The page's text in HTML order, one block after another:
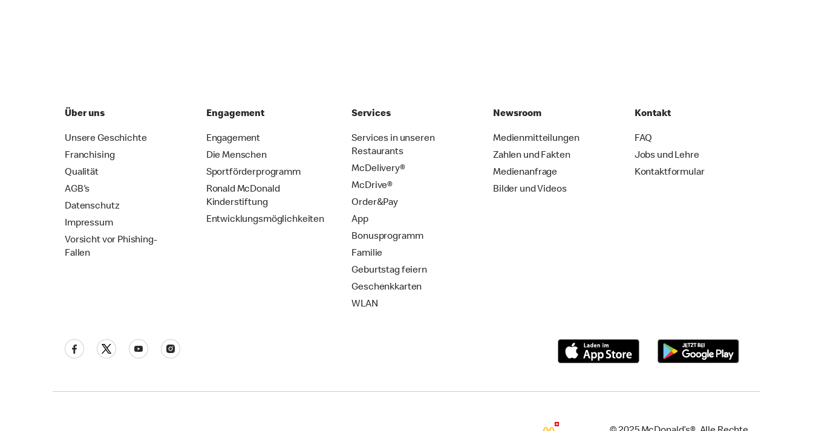
Über uns
Unsere Geschichte
Franchising
Qualität
AGB's
Datenschutz
Impressum
Vorsicht vor Phishing-
Fallen
Engagement
Engagement
Die Menschen
Sportförderprogramm
Ronald McDonald
Kinderstiftung
Entwicklungsmöglichkeiten
Services
Services in unseren
Restaurants
McDelivery®
McDrive®
Order&Pay
App
Bonusprogramm
Familie
Geburtstag feiern
Geschenkkarten
WLAN
Newsroom
Medienmitteilungen
Zahlen und Fakten
Medienanfrage
Bilder und Videos
Kontakt
FAQ
Jobs und Lehre
Kontaktformular